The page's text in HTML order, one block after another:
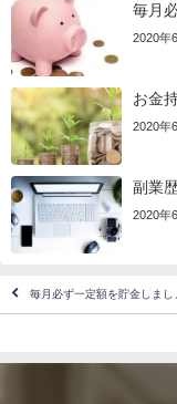
毎月
2020年
お金
2020年
副業
2020年
毎月必ず一定額を貯金しまし